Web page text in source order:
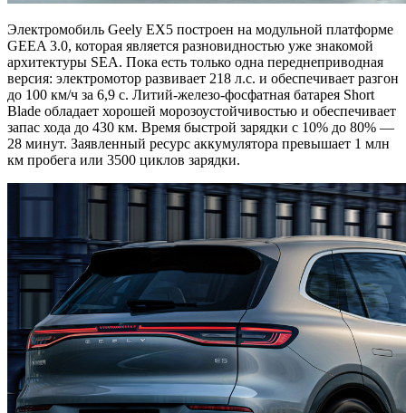
Электромобиль Geely EX5 построен на модульной платформе
GEEA 3.0, которая является разновидностью уже знакомой
архитектуры SEA. Пока есть только одна переднеприводная
версия: электромотор развивает 218 л.с. и обеспечивает разгон
до 100 км/ч за 6,9 с. Литий-железо-фосфатная батарея Short
Blade обладает хорошей морозоустойчивостью и обеспечивает
запас хода до 430 км. Время быстрой зарядки с 10% до 80% —
28 минут. Заявленный ресурс аккумулятора превышает 1 млн
км пробега или 3500 циклов зарядки.